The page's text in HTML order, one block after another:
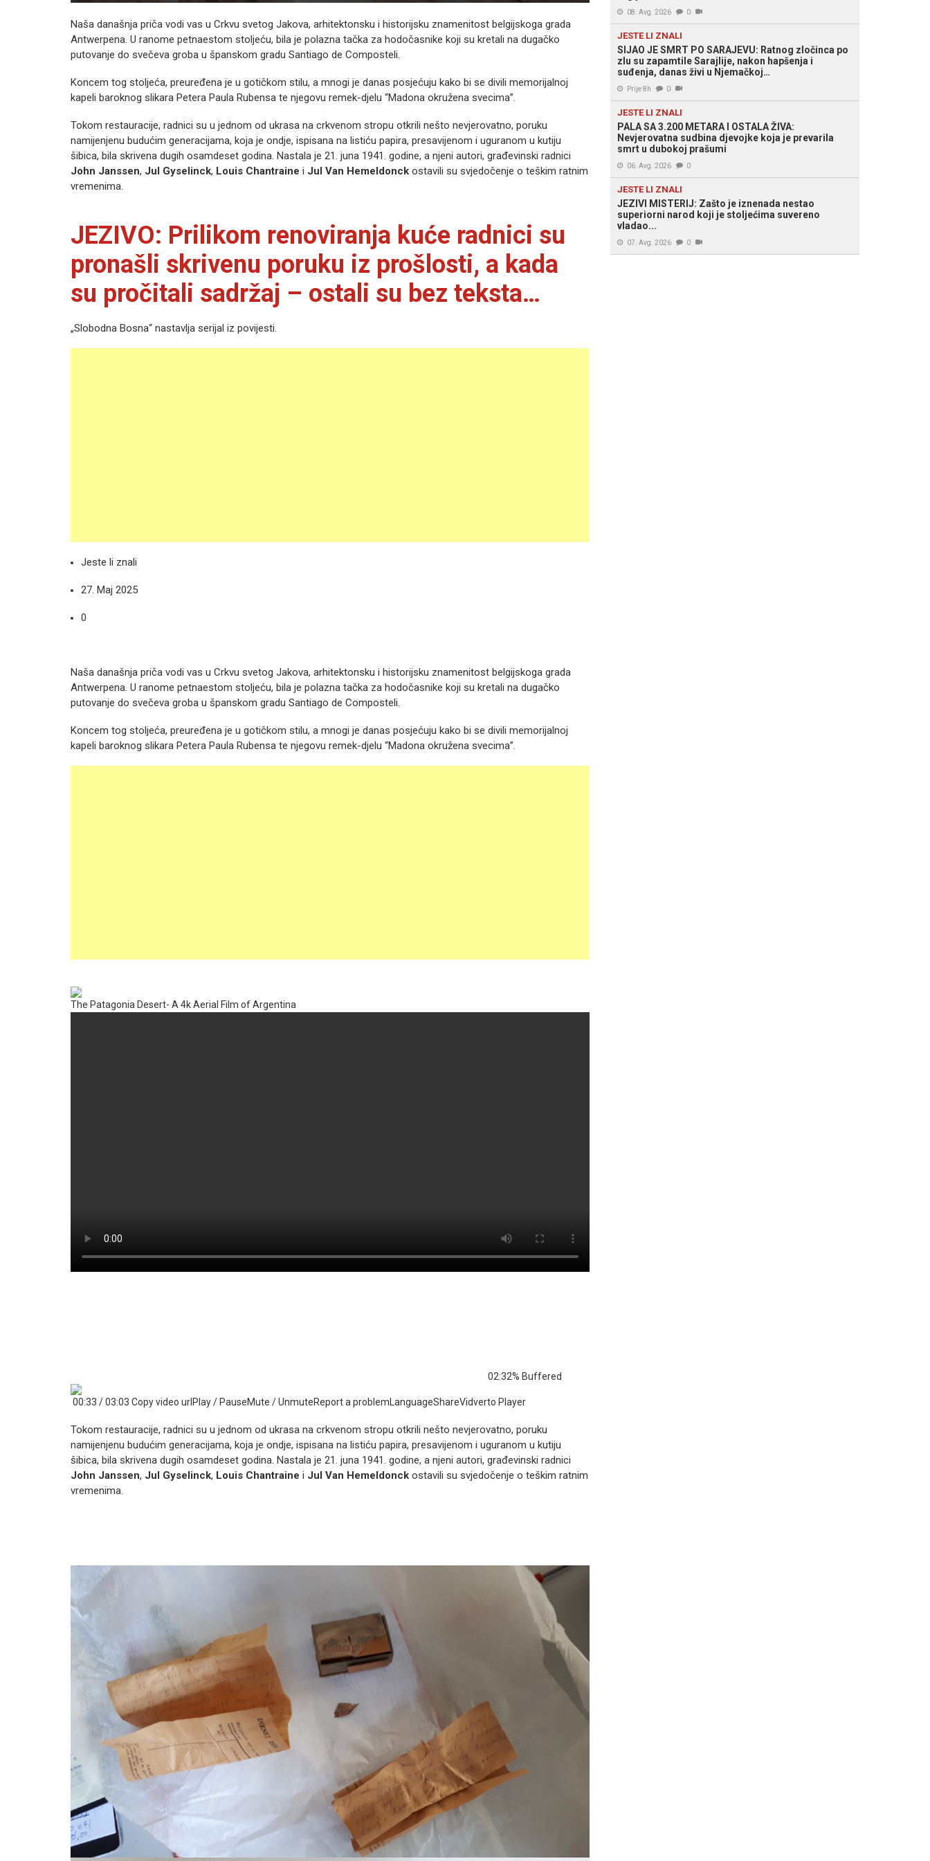
Naša današnja priča vodi vas u Crkvu svetog Jakova, arhitektonsku i historijsku znamenitost belgijskoga grada
Antwerpena. U ranome petnaestom stoljeću, bila je polazna tačka za hodočasnike koji su kretali na dugačko
putovanje do svečeva groba u španskom gradu Santiago de Composteli.
Koncem tog stoljeća, preuređena je u gotičkom stilu, a mnogi je danas posjećuju kako bi se divili memorijalnoj
kapeli baroknog slikara Petera Paula Rubensa te njegovu remek-djelu “Madona okružena svecima”.
Tokom restauracije, radnici su u jednom od ukrasa na crkvenom stropu otkrili nešto nevjerovatno, poruku
namijenjenu budućim generacijama, koja je ondje, ispisana na listiću papira, presavijenom i uguranom u kutiju
šibica, bila skrivena dugih osamdeset godina. Nastala je 21. juna 1941. godine, a njeni autori, građevinski radnici
John Janssen, Jul Gyselinck, Louis Chantraine i Jul Van Hemeldonck ostavili su svjedočenje o teškim ratnim
vremenima.
JEZIVO: Prilikom renoviranja kuće radnici su
pronašli skrivenu poruku iz prošlosti, a kada
su pročitali sadržaj – ostali su bez teksta…
„Slobodna Bosna“ nastavlja serijal iz povijesti.
Jeste li znali
27. Maj 2025
0
Naša današnja priča vodi vas u Crkvu svetog Jakova, arhitektonsku i historijsku znamenitost belgijskoga grada
Antwerpena. U ranome petnaestom stoljeću, bila je polazna tačka za hodočasnike koji su kretali na dugačko
putovanje do svečeva groba u španskom gradu Santiago de Composteli.
Koncem tog stoljeća, preuređena je u gotičkom stilu, a mnogi je danas posjećuju kako bi se divili memorijalnoj
kapeli baroknog slikara Petera Paula Rubensa te njegovu remek-djelu “Madona okružena svecima”.
The Patagonia Desert- A 4k Aerial Film of Argentina
02:32% Buffered
00:33 / 03:03 Copy video urlPlay / PauseMute / UnmuteReport a problemLanguageShareVidverto Player
Tokom restauracije, radnici su u jednom od ukrasa na crkvenom stropu otkrili nešto nevjerovatno, poruku
namijenjenu budućim generacijama, koja je ondje, ispisana na listiću papira, presavijenom i uguranom u kutiju
šibica, bila skrivena dugih osamdeset godina. Nastala je 21. juna 1941. godine, a njeni autori, građevinski radnici
John Janssen, Jul Gyselinck, Louis Chantraine i Jul Van Hemeldonck ostavili su svjedočenje o teškim ratnim
vremenima.
08. Avg. 2026 0
JESTE LI ZNALI
SIJAO JE SMRT PO SARAJEVU: Ratnog zločinca po
zlu su zapamtile Sarajlije, nakon hapšenja i
suđenja, danas živi u Njemačkoj…
Prije 8h 0
JESTE LI ZNALI
PALA SA 3.200 METARA I OSTALA ŽIVA:
Nevjerovatna sudbina djevojke koja je prevarila
smrt u dubokoj prašumi
06. Avg. 2026 0
JESTE LI ZNALI
JEZIVI MISTERIJ: Zašto je iznenada nestao
superiorni narod koji je stoljećima suvereno
vladao...
07. Avg. 2026 0